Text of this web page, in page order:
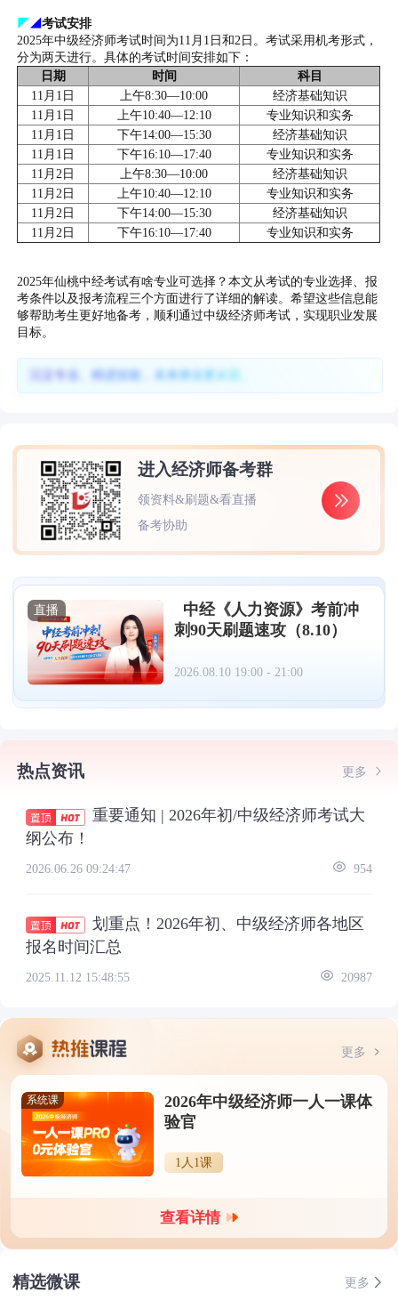
◤◢考试安排
2025年中级经济师考试时间为11月1日和2日。考试采用机考形式，
分为两天进行。具体的考试时间安排如下：
日期
时间
科目
11月1日
上午8:30—10:00
经济基础知识
11月1日
上午10:40—12:10
专业知识和实务
11月1日
下午14:00—15:30
经济基础知识
11月1日
下午16:10—17:40
专业知识和实务
11月2日
上午8:30—10:00
经济基础知识
11月2日
上午10:40—12:10
专业知识和实务
11月2日
下午14:00—15:30
经济基础知识
11月2日
下午16:10—17:40 专业知识和实务
2025年仙桃中经考试有啥专业可选择？本文从考试的专业选择、报
考条件以及报考流程三个方面进行了详细的解读。希望这些信息能
够帮助考生更好地备考，顺利通过中级经济师考试，实现职业发展
目标。
沉淀专业、精进技能，未来择业更从容。
进入经济师备考群
领资料&刷题&看直播
备考协助
直播
中经《人力资源》考前冲
刺90天刷题速攻（8.10）
2026.08.10 19:00 - 21:00
热点资讯 更多
重要通知 | 2026年初/中级经济师考试大
纲公布！
2026.06.26 09:24:47 954
划重点！2026年初、中级经济师各地区
报名时间汇总
2025.11.12 15:48:55 20987
更多
系统课
2026年中级经济师一人一课体
验官
1人1课
查看详情
精选微课 更多